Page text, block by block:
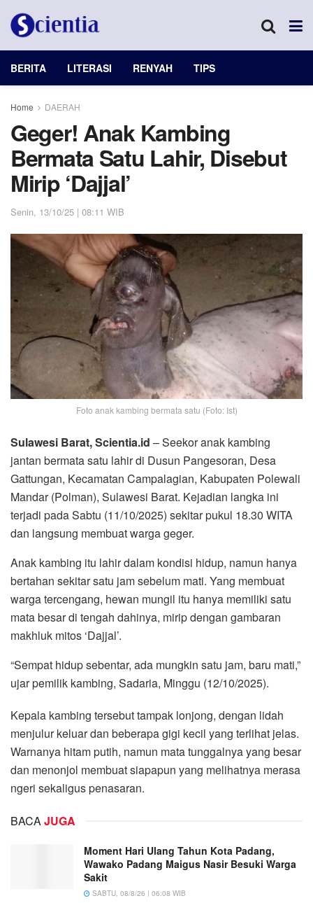
BERITA LITERASI RENYAH TIPS
Home DAERAH
Geger! Anak Kambing
Bermata Satu Lahir, Disebut
Mirip ‘Dajjal’
Senin, 13/10/25 | 08:11 WIB
Foto anak kambing bermata satu (Foto: Ist)
Sulawesi Barat, Scientia.id – Seekor anak kambing
jantan bermata satu lahir di Dusun Pangesoran, Desa
Gattungan, Kecamatan Campalagian, Kabupaten Polewali
Mandar (Polman), Sulawesi Barat. Kejadian langka ini
terjadi pada Sabtu (11/10/2025) sekitar pukul 18.30 WITA
dan langsung membuat warga geger.
Anak kambing itu lahir dalam kondisi hidup, namun hanya
bertahan sekitar satu jam sebelum mati. Yang membuat
warga tercengang, hewan mungil itu hanya memiliki satu
mata besar di tengah dahinya, mirip dengan gambaran
makhluk mitos ‘Dajjal’.
“Sempat hidup sebentar, ada mungkin satu jam, baru mati,”
ujar pemilik kambing, Sadaria, Minggu (12/10/2025).
Kepala kambing tersebut tampak lonjong, dengan lidah
menjulur keluar dan beberapa gigi kecil yang terlihat jelas.
Warnanya hitam putih, namun mata tunggalnya yang besar
dan menonjol membuat siapapun yang melihatnya merasa
ngeri sekaligus penasaran.
BACA JUGA
Moment Hari Ulang Tahun Kota Padang,
Wawako Padang Maigus Nasir Besuki Warga
Sakit
SABTU, 08/8/26 | 06:08 WIB